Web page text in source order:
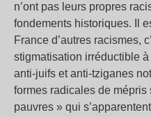
n’ont pas leurs propres
fondements historiques. Il
France d’autres racismes,
stigmatisation irréductible
anti-juifs et anti-tziganes
formes radicales de mépris
pauvres » qui